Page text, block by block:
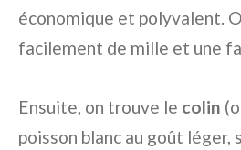
économique et polyvalent.
facilement de mille et une
Ensuite, on trouve le colin
poisson blanc au goût